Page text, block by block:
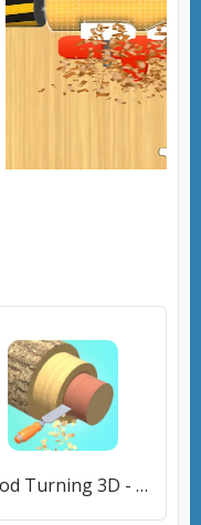
Wood Turning 3D - Carving Game [МОД Unlocked] APK Android